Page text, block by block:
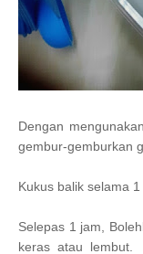
Dengan
gembur-gemburkan
Kukus balik selama 1
Selepas 1 jam,
keras atau lembut.